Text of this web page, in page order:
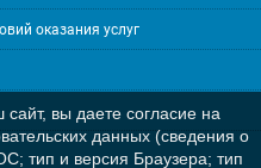
оказания услуг
вы даете согласие на
данных (сведения о
тип и версия Браузера; тип